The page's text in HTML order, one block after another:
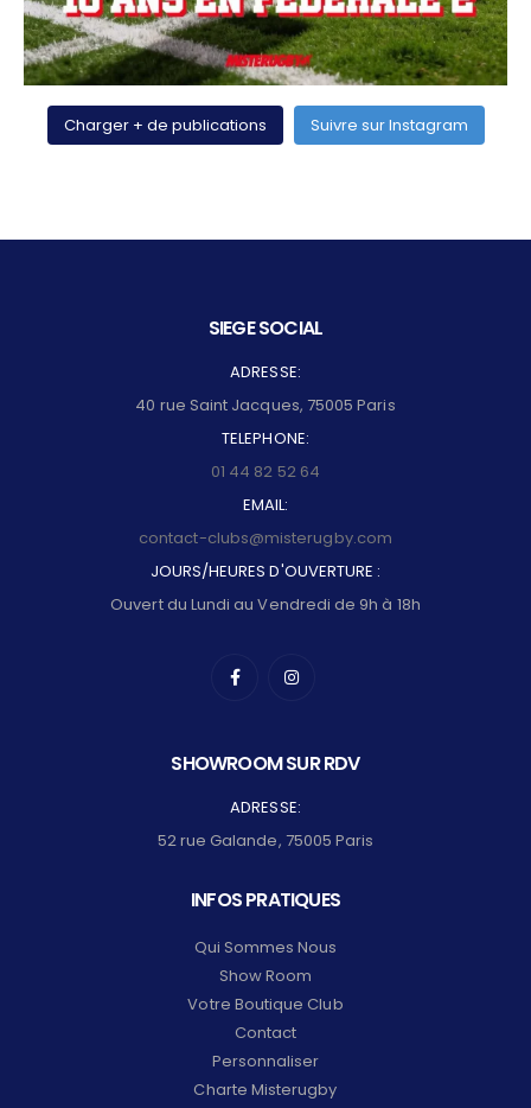
Charger + de publications Suivre sur Instagram
SIEGE SOCIAL
ADRESSE:
40 rue Saint Jacques, 75005 Paris
TELEPHONE:
01 44 82 52 64
EMAIL:
contact-clubs@misterugby.com
JOURS/HEURES D'OUVERTURE :
Ouvert du Lundi au Vendredi de 9h à 18h
SHOWROOM SUR RDV
ADRESSE:
52 rue Galande, 75005 Paris
INFOS PRATIQUES
Qui Sommes Nous
Show Room
Votre Boutique Club
Contact
Personnaliser
Charte Misterugby